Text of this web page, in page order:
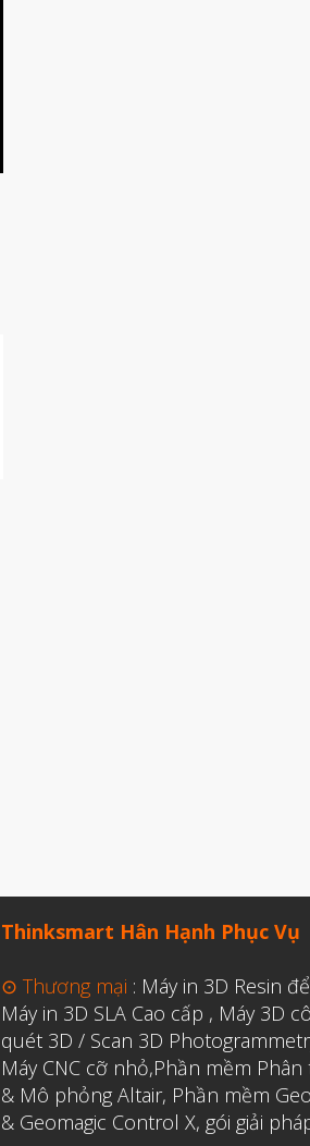
Thinksmart Hân Hạnh Phục Vụ
⊙ Thương mại : Máy in 3D Resin
Máy in 3D SLA Cao cấp , Máy 3D
quét 3D / Scan 3D
Máy CNC cỡ nhỏ,Phần mềm
& Mô phỏng Altair, Phần mềm
& Geomagic Control X, gói giải